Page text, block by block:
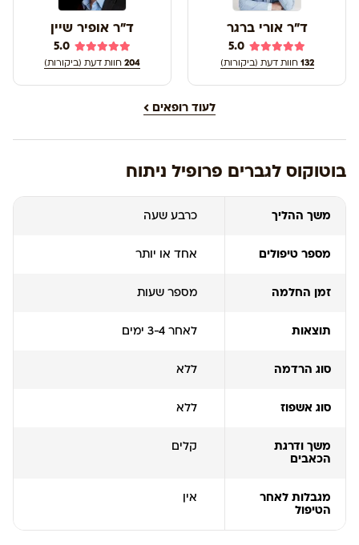
ד"ר אורי ברגר
5.0
132 חוות דעת (ביקורות)
ד"ר אופיר שיין
5.0
204 חוות דעת (ביקורות)
לעוד רופאים
בוטוקוס לגברים פרופיל ניתוח
משך ההליך כרבע שעה
מספר טיפולים אחד או יותר
זמן החלמה מספר שעות
תוצאות לאחר 3-4 ימים
סוג הרדמה ללא
סוג אשפוז ללא
משך ודרגת
הכאבים
קלים
מגבלות לאחר
הטיפול
אין